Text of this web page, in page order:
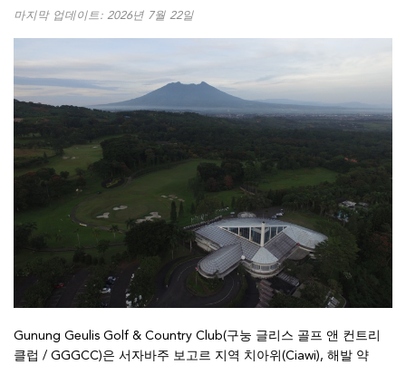
마지막 업데이트: 2026년 7월 22일
Gunung Geulis Golf & Country Club(구눙 글리스 골프 앤 컨트리
클럽 / GGGCC)은 서자바주 보고르 지역 치아위(Ciawi), 해발 약